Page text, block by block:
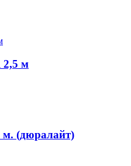
2,5 м
м. (дюралайт)